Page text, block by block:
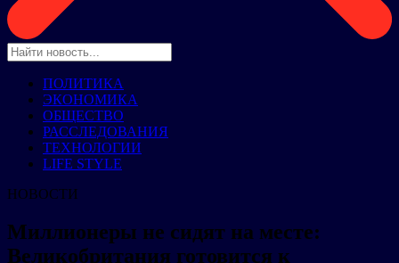
ПОЛИТИКА
ЭКОНОМИКА
ОБЩЕСТВО
РАССЛЕДОВАНИЯ
ТЕХНОЛОГИИ
LIFE STYLE
НОВОСТИ
Миллионеры не сидят на месте:
Великобритания готовится к